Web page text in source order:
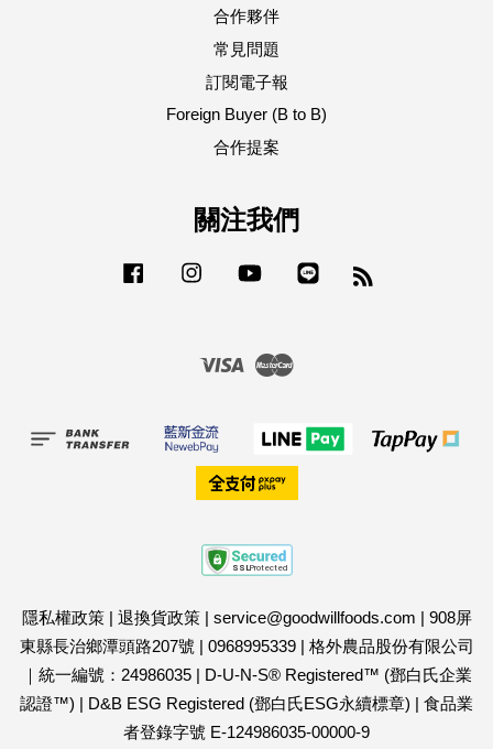
合作夥伴
常見問題
訂閱電子報
Foreign Buyer (B to B)
合作提案
關注我們
Facebook Instagram YouTube
Visa
隱私權政策| 退換貨政策| service@goodwillfoods.com | 908屏
東縣長治鄉潭頭路207號 | 0968995339| 格外農品股份有限公司
｜統一編號：24986035| D-U-N-S® Registered™ (鄧白氏企業
認證™) | D&B ESG Registered (鄧白氏ESG永續標章) | 食品業
者登錄字號 E-124986035-00000-9